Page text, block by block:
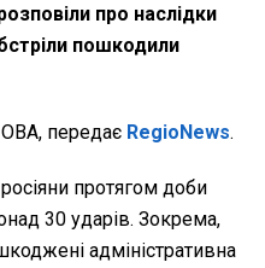
про наслідки
пошкодили
передає RegioNews.
протягом доби
30 ударів. Зокрема,
адміністративна